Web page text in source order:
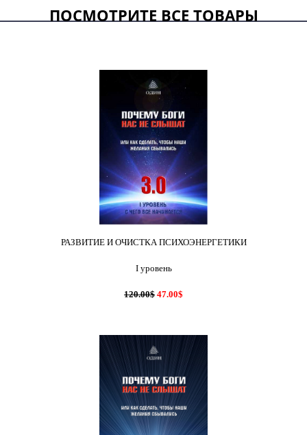
ПОСМОТРИТЕ ВСЕ ТОВАРЫ
РАЗВИТИЕ И ОЧИСТКА ПСИХОЭНЕРГЕТИКИ
I уровень
120.00$ 47.00$